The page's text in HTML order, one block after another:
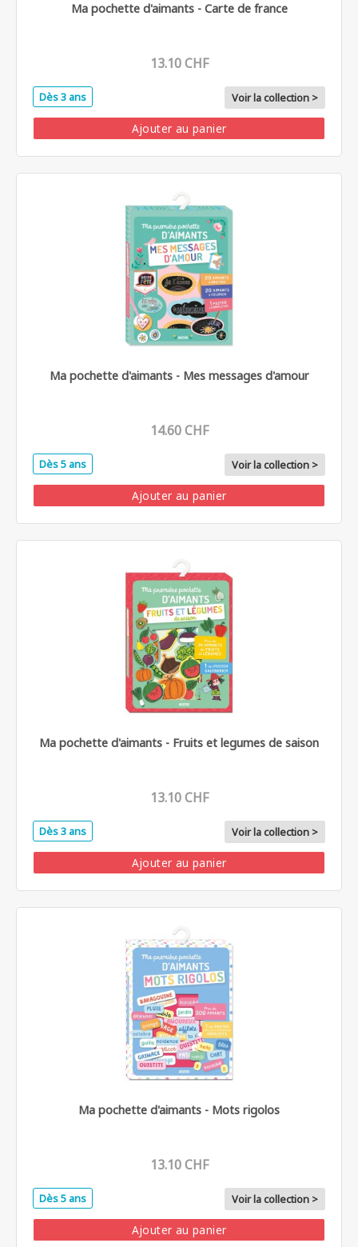
Ma pochette d'aimants - Carte de france
13.10 CHF
Dès 3 ans Voir la collection >
Ajouter au panier
Ma pochette d'aimants - Mes messages d'amour
14.60 CHF
Dès 5 ans Voir la collection >
Ajouter au panier
Ma pochette d'aimants - Fruits et legumes de saison
13.10 CHF
Dès 3 ans Voir la collection >
Ajouter au panier
Ma pochette d'aimants - Mots rigolos
13.10 CHF
Dès 5 ans Voir la collection >
Ajouter au panier